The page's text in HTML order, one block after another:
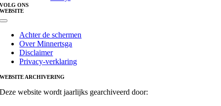
VOLG ONS
WEBSITE
Toggle
NavigationAchter de schermen
Over Minnertsga
Disclaimer
Privacy-verklaring
WEBSITE ARCHIVERING
Deze website wordt jaarlijks gearchiveerd door: